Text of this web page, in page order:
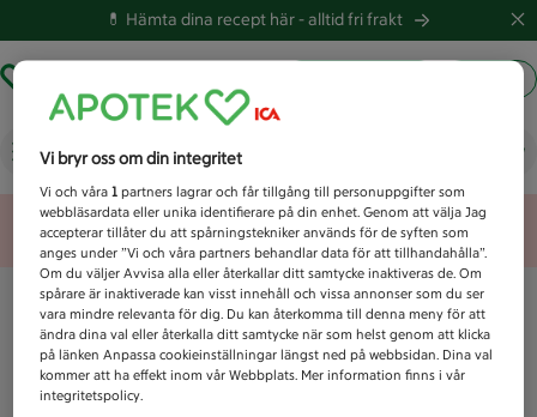
💊 Hämta dina recept här -alltid fri frakt
Vad letar du efter idag?
Unknown error
Vi bryr oss om din integritet
Vi och våra1 partners lagrar och får tillgång till personuppgifter som
webbläsardata eller unika identifierare på din enhet. Genom att välja Jag
accepterar tillåter du att spårningstekniker används för de syften som
anges under ”Vi och våra partners behandlar data för att tillhandahålla”.
Om du väljer Avvisa alla eller återkallar ditt samtycke inaktiveras de. Om
spårare är inaktiverade kan visst innehåll och vissa annonser som du ser
vara mindre relevanta för dig. Du kan återkomma till denna meny för att
ändra dina val eller återkalla ditt samtycke när som helst genom att klicka
på länken Anpassa cookieinställningar längst ned på webbsidan. Dina val
kommer att ha effekt inom vår Webbplats. Mer information finns i vår
integritetspolicy.